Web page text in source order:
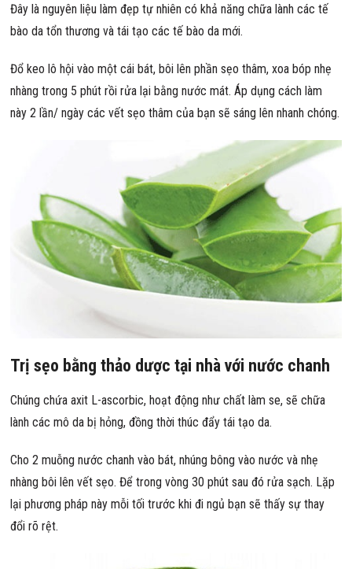
Đây là nguyên liệu làm đẹp tự nhiên có khả năng chữa lành các tế
bào da tổn thương và tái tạo các tế bào da mới.
Đổ keo lô hội vào một cái bát, bôi lên phần sẹo thâm, xoa bóp nhẹ
nhàng trong 5 phút rồi rửa lại bằng nước mát. Áp dụng cách làm
này 2 lần/ ngày các vết sẹo thâm của bạn sẽ sáng lên nhanh chóng.
Trị sẹo bằng thảo dược tại nhà với nước chanh
Chúng chứa axit L-ascorbic, hoạt động như chất làm se, sẽ chữa
lành các mô da bị hỏng, đồng thời thúc đẩy tái tạo da.
Cho 2 muỗng nước chanh vào bát, nhúng bông vào nước và nhẹ
nhàng bôi lên vết sẹo. Để trong vòng 30 phút sau đó rửa sạch. Lặp
lại phương pháp này mỗi tối trước khi đi ngủ bạn sẽ thấy sự thay
đổi rõ rệt.